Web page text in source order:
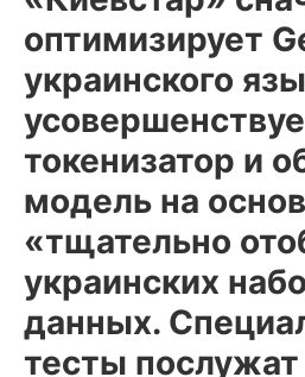
оптимизирует
украинского
токенизатор и
модель на
«тщательно
украинских
данных.
тесты послужат